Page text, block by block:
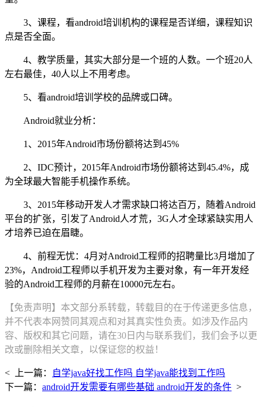
3、课程，看android培训机构的课程是否详细，课程知识
点是否全面。
4、教学质量，其实大部分是一个班的人数。一个班20人
左右最佳，40人以上不用考虑。
5、看android培训学校的品牌或口碑。
Android就业分析：
1、2015年Android市场份额将达到45%
2、IDC预计，2015年Android市场份额将达到45.4%，成
为全球最大智能手机操作系统。
3、2015年移动开发人才需求缺口将达百万，随着Android
平台的扩张，引发了Android人才荒，3G人才全球紧缺实用人
才培养已迫在眉睫。
4、前程无忧：4月对Android工程师的招聘量比3月增加了
23%，Android工程师以手机开发为主要对象，有一年开发经
验的Android工程师的月薪在10000元左右。
【免责声明】本文部分系转载，转载目的在于传递更多信息，
并不代表本网赞同其观点和对其真实性负责。如涉及作品内
容、版权和其它问题，请在30日内与联系我们，我们会予以更
改或删除相关文章，以保证您的权益！
< 上一篇：
自学java好找工作吗 自学java能找到工作吗
下一篇： android开发需要有哪些基础 android开发的条件 >